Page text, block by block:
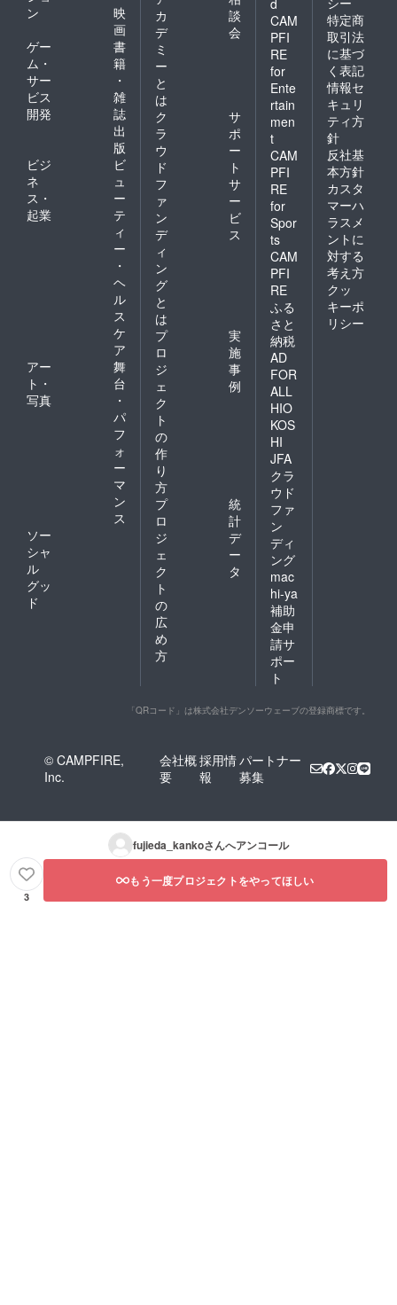
ン
映
画
ゲー
ム・
サー
ビス
開発
書
籍
・
雑
誌
出
版
ビジ
ネ
ス・
起業
ビ
ュ
ー
テ
ィ
ー
・
ヘ
ル
ス
ケ
ア
アー
ト・
写真
舞
台
・
パ
フ
ォ
ー
マ
ン
ス
ソー
シャ
ル
グッ
ド
カ
デ
ミ
ー
と
は
談
会
ク
ラ
ウ
ド
フ
ァ
ン
デ
ィ
ン
グ
と
は
サ
ポ
ー
ト
サ
ー
ビ
ス
プ
ロ
ジ
ェ
ク
ト
の
作
り
方
実
施
事
例
プ
ロ
ジ
ェ
ク
ト
の
広
め
方
統
計
デ
ー
タ
d
CAM
PFI
RE
for
Ente
rtain
men
t
CAM
PFI
RE
for
Spor
ts
CAM
PFI
RE
ふる
さと
納税
AD
FOR
ALL
HIO
KOS
HI
JFA
クラ
ウド
ファ
ン
ディ
ング
mac
hi-ya
補助
金申
請サ
ポー
ト
特定商
取引法
に基づ
く表記
情報セ
キュリ
ティ方
針
反社基
本方針
カスタ
マーハ
ラスメ
ントに
対する
考え方
クッ
キーポ
リシー
「QRコード」は株式会社デンソーウェーブの登録商標です。
© CAMPFIRE,
Inc.
会社概
要
採用情
報
パートナー
募集
fujieda_kankoさんへアンコール
3
もう一度プロジェクトをやってほしい